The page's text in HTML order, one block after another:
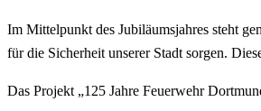
Im Mittelpunkt des Jubiläumsjahres steht
für die Sicherheit unserer Stadt sorgen.
Das Projekt „125 Jahre Feuerwehr